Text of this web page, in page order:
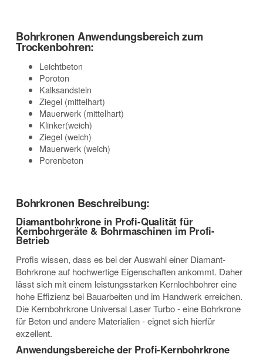
Bohrkronen Anwendungsbereich zum
Trockenbohren:
Leichtbeton
Poroton
Kalksandstein
Ziegel (mittelhart)
Mauerwerk (mittelhart)
Klinker(weich)
Ziegel (weich)
Mauerwerk (weich)
Porenbeton
Bohrkronen Beschreibung:
Diamantbohrkrone in Profi-Qualität für
Kernbohrgeräte & Bohrmaschinen im Profi-
Betrieb
Profis wissen, dass es bei der Auswahl einer Diamant-
Bohrkrone auf hochwertige Eigenschaften ankommt. Daher
lässt sich mit einem leistungsstarken Kernlochbohrer eine
hohe Effizienz bei Bauarbeiten und im Handwerk erreichen.
Die Kernbohrkrone Universal Laser Turbo - eine Bohrkrone
für Beton und andere Materialien - eignet sich hierfür
exzellent.
Anwendungsbereiche der Profi-Kernbohrkrone